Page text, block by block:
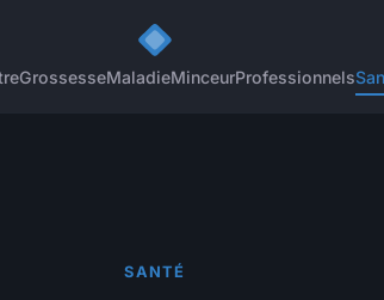
GrossesseMaladieMinceurProfessionnels
SANTÉ